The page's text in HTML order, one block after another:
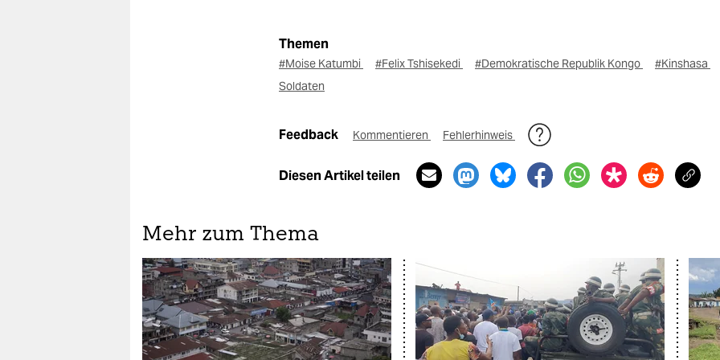
Themen
#Moise Katumbi #Felix Tshisekedi #Demokratische Republik Kongo
#Kinshasa
Soldaten
Feedback Kommentieren Fehlerhinweis
Diesen Artikel teilen
Mehr zum Thema